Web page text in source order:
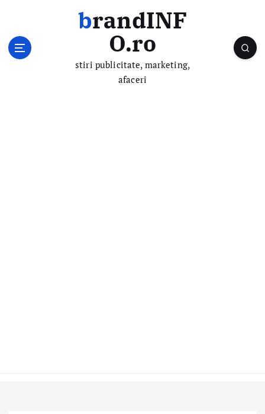
brandINF
O.ro
stiri publicitate, marketing,
afaceri